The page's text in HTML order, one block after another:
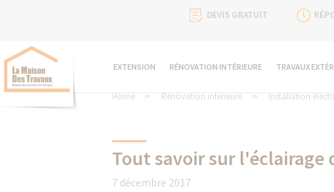
DEVIS GRATUIT
EXTENSION RÉNOVATION INTÉRIEURE TRAVAUX
Home Rénovation intérieure Installation
Tout savoir sur l'éclairage
7 décembre 2017